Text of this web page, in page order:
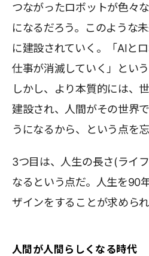
つながったロボットが色々
になるだろう。このような
に建設されていく。「AIと
仕事が消滅していく」とい
しかし、より本質的には、
建設され、人間がその世界
うになるから、という点を
3つ目は、人生の長さ(ライ
なるという点だ。人生を90
ザインをすることが求められ
人間が人間らしくなる時代